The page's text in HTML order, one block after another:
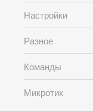
Настройки
Разное
Команды
Микротик